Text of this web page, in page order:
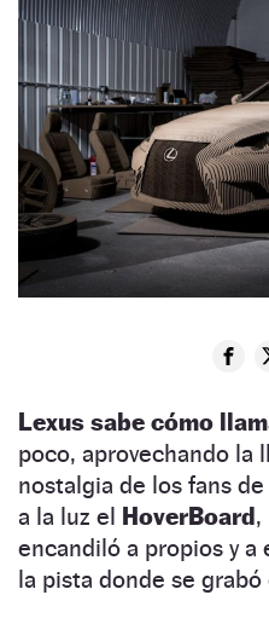
Lexus sabe cómo
poco, aprovechando la
nostalgia de los fans de
a la luz el HoverBoard,
encandiló a propios y a
la pista donde se